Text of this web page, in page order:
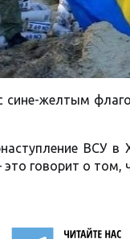
сине-желтым
ВСУ в
говорит о том,